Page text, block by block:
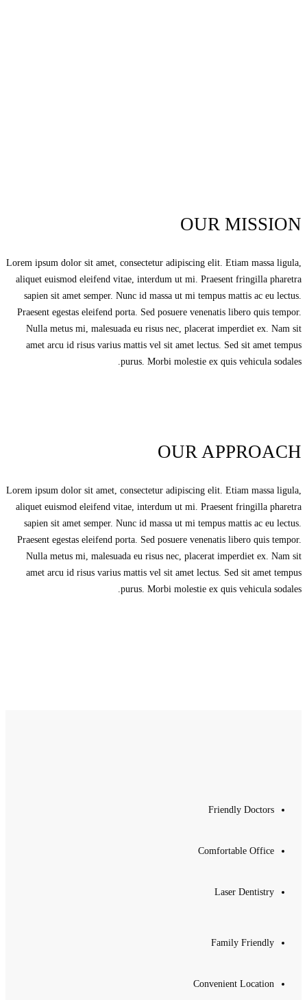
OUR MISSION
Lorem ipsum dolor sit amet, consectetur adipiscing elit. Etiam massa ligula,
aliquet euismod eleifend vitae, interdum ut mi. Praesent fringilla pharetra
sapien sit amet semper. Nunc id massa ut mi tempus mattis ac eu lectus.
Praesent egestas eleifend porta. Sed posuere venenatis libero quis tempor.
Nulla metus mi, malesuada eu risus nec, placerat imperdiet ex. Nam sit
amet arcu id risus varius mattis vel sit amet lectus. Sed sit amet tempus
purus. Morbi molestie ex quis vehicula sodales.
OUR APPROACH
Lorem ipsum dolor sit amet, consectetur adipiscing elit. Etiam massa ligula,
aliquet euismod eleifend vitae, interdum ut mi. Praesent fringilla pharetra
sapien sit amet semper. Nunc id massa ut mi tempus mattis ac eu lectus.
Praesent egestas eleifend porta. Sed posuere venenatis libero quis tempor.
Nulla metus mi, malesuada eu risus nec, placerat imperdiet ex. Nam sit
amet arcu id risus varius mattis vel sit amet lectus. Sed sit amet tempus
purus. Morbi molestie ex quis vehicula sodales.
Friendly Doctors
Comfortable Office
Laser Dentistry
Family Friendly
Convenient Location